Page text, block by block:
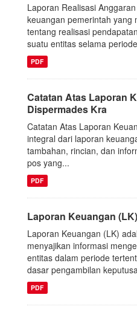
Laporan Realisasi
keuangan pemerintah yang
tentang realisasi
suatu entitas selama
PDF
Catatan Atas Laporan
Dispermades Kra
Catatan Atas Laporan
integral dari laporan
tambahan, rincian, dan
pos yang...
PDF
Laporan Keuangan
Laporan Keuangan (LK)
menyajikan informasi
entitas dalam periode
dasar pengambilan
PDF